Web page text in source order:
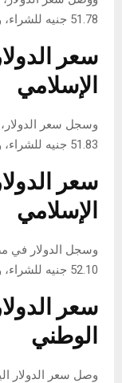
51.78 جنيه للشراء، و51.88 جنيه للبيع.
سعر
الإسلامي
وسجل سعر
51.83 جنيه للشراء، و51.93 جنيه للبيع.
سعر
الإسلامي
وسجل الدولار في
52.10 جنيه للشراء، و52.20 جنيه للبيع.
سعر
الوطني
وصل سعر الدولار